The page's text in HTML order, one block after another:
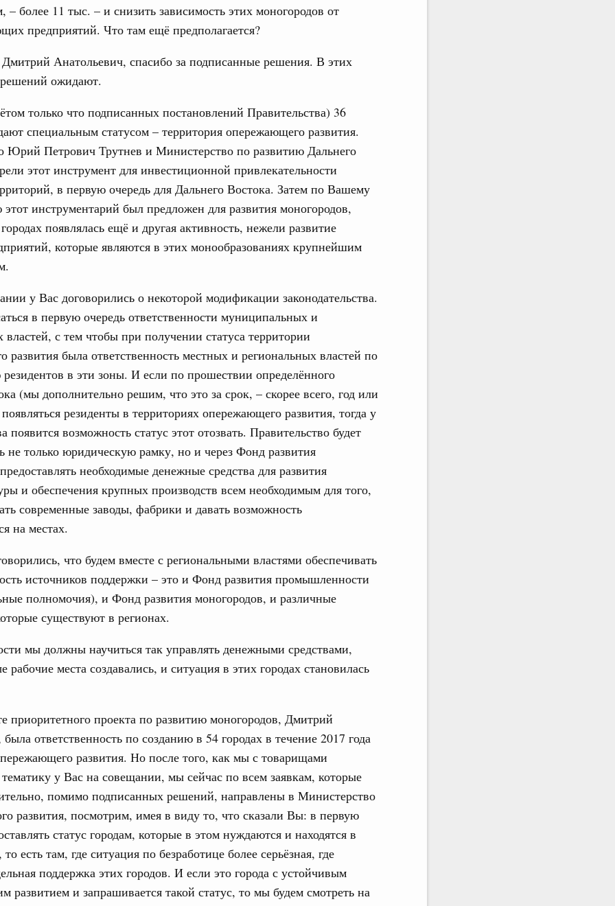
– более 11 тыс. – и снизить зависимость этих моногородов от
предприятий. Что там ещё предполагается?
Дмитрий Анатольевич, спасибо за подписанные решения. В этих
решений ожидают.
только что подписанных постановлений Правительства) 36
специальным статусом – территория опережающего развития.
Петрович Трутнев и Министерство по развитию Дальнего
этот инструмент для инвестиционной привлекательности
в первую очередь для Дальнего Востока. Затем по Вашему
инструментарий был предложен для развития моногородов,
появлялась ещё и другая активность, нежели развитие
которые являются в этих монообразованиях крупнейшим
у Вас договорились о некоторой модификации законодательства.
в первую очередь ответственности муниципальных и
властей, с тем чтобы при получении статуса территории
развития была ответственность местных и региональных властей по
в эти зоны. И если по прошествии определённого
(мы дополнительно решим, что это за срок, – скорее всего, год или
резиденты в территориях опережающего развития, тогда у
появится возможность статус этот отозвать. Правительство будет
не только юридическую рамку, но и через Фонд развития
необходимые денежные средства для развития
и обеспечения крупных производств всем необходимым для того,
современные заводы, фабрики и давать возможность
на местах.
что будем вместе с региональными властями обеспечивать
источников поддержки – это и Фонд развития промышленности
полномочия), и Фонд развития моногородов, и различные
существуют в регионах.
мы должны научиться так управлять денежными средствами,
рабочие места создавались, и ситуация в этих городах становилась
приоритетного проекта по развитию моногородов, Дмитрий
ответственность по созданию в 54 городах в течение 2017 года
развития. Но после того, как мы с товарищами
у Вас на совещании, мы сейчас по всем заявкам, которые
помимо подписанных решений, направлены в Министерство
развития, посмотрим, имея в виду то, что сказали Вы: в первую
статус городам, которые в этом нуждаются и находятся в
есть там, где ситуация по безработице более серьёзная, где
поддержка этих городов. И если это города с устойчивым
развитием и запрашивается такой статус, то мы будем смотреть на
объектов федерального значения
для жизни»
участков, ведущих к спортивным
«Инфраструктура для жизни»
и руководитель Росмолодёжи Григорий
проекта «Кольцо открытий»
Интеграция на пространстве СНГ
совета в узком составе
1